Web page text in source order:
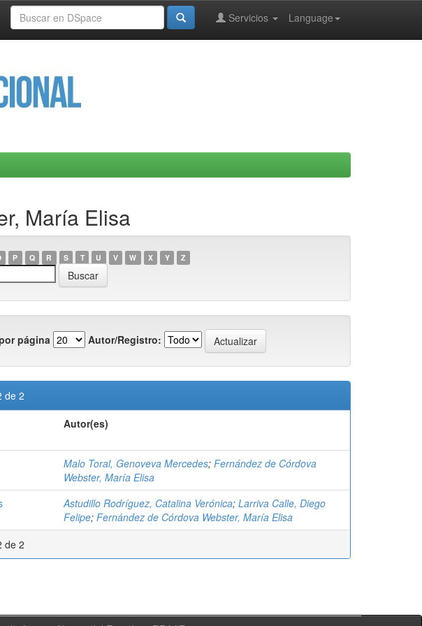
Language
Servicios
María Elisa
P Q R S T U V W X Y Z
página Autor/Registro:
de 2
Autor(es)
Malo Toral, Genoveva Mercedes; Fernández de Córdova
Webster, María Elisa
Astudillo Rodríguez, Catalina Verónica; Larriva Calle, Diego
Felipe; Fernández de Córdova Webster, María Elisa
de 2